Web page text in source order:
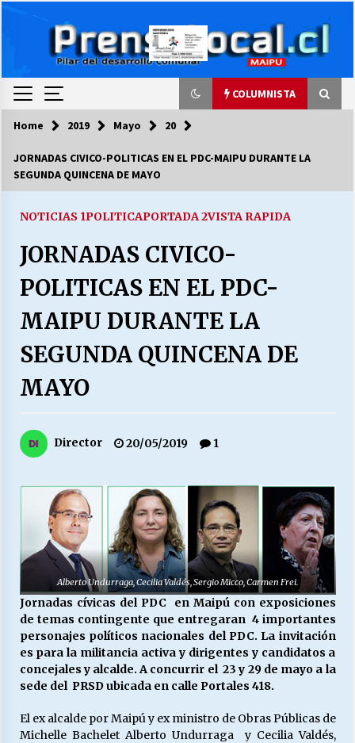
COLUMNISTA
COLUMNISTA
03/08/2026
LA DC POR SIEMPRE.RECORDANDO 69 AÑOS DE
28/07/2026
“ORGULLOSOS DE SER DC” SALUDA EL
27/07/2026
25/06/2026
¿Qué habrían dicho?
23/06/2026
VOLVER A SER ALTERNATIVA
16/06/2026
MUNICIPALIDADES, HONORARIOS, DESPIDOS
Home 2019 Mayo 20
JORNADAS CIVICO-POLITICAS EN EL PDC-MAIPU DURANTE LA
SEGUNDA QUINCENA DE MAYO
NOTICIAS 1POLITICAPORTADA 2VISTA RAPIDA
JORNADAS CIVICO-
POLITICAS EN EL PDC-
MAIPU DURANTE LA
SEGUNDA QUINCENA DE
MAYO
Director 20/05/2019 1
Alberto Undurraga, Cecilia Valdés, Sergio Micco, Carmen Frei.
Jornadas cívicas del PDC en Maipú con exposiciones
de temas contingente que entregaran 4 importantes
personajes políticos nacionales del PDC. La invitación
es para la militancia activa y dirigentes y candidatos a
concejales y alcalde. A concurrir el 23 y 29 de mayo a la
sede del PRSD ubicada en calle Portales 418.
El ex alcalde por Maipú y ex ministro de Obras Públicas de
Michelle Bachelet Alberto Undurraga y Cecilia Valdés,